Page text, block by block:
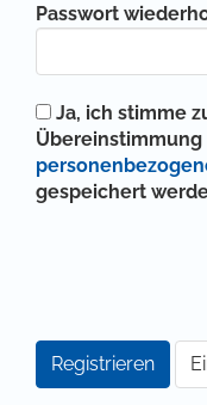
Passwort
gespeichert
Registrieren